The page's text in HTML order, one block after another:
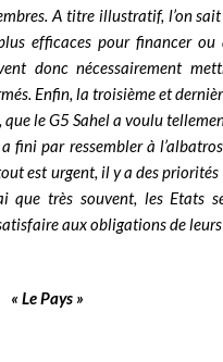
A titre illustratif, l’on
efficaces pour financer ou
donc nécessairement
Enfin, la troisième et
le G5 Sahel a voulu
fini par ressembler à
est urgent, il y a des
que très souvent, les Etats
aux obligations de leurs
« Le Pays »